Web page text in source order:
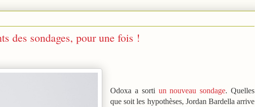
des sondages, pour une fois !
Odoxa a sorti un nouveau sondage. Quelles
que soit les hypothèses, Jordan Bardella arrive